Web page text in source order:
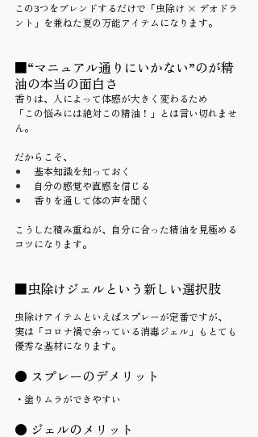
この3つをブレンドするだけで「虫除け × デオドラ
ント」を兼ねた夏の万能アイテムになります。
■“マニュアル通りにいかない”のが精
油の本当の面白さ
香りは、人によって体感が大きく変わるため
「この悩みには絶対この精油！」とは言い切れませ
ん。
だからこそ、
基本知識を知っておく
自分の感覚や直感を信じる
香りを通して体の声を聞く
こうした積み重ねが、自分に合った精油を見極める
コツになります。
■虫除けジェルという新しい選択肢
虫除けアイテムといえばスプレーが定番ですが、
実は「コロナ禍で余っている消毒ジェル」もとても
優秀な基材になります。
● スプレーのデメリット
・塗りムラができやすい
● ジェルのメリット